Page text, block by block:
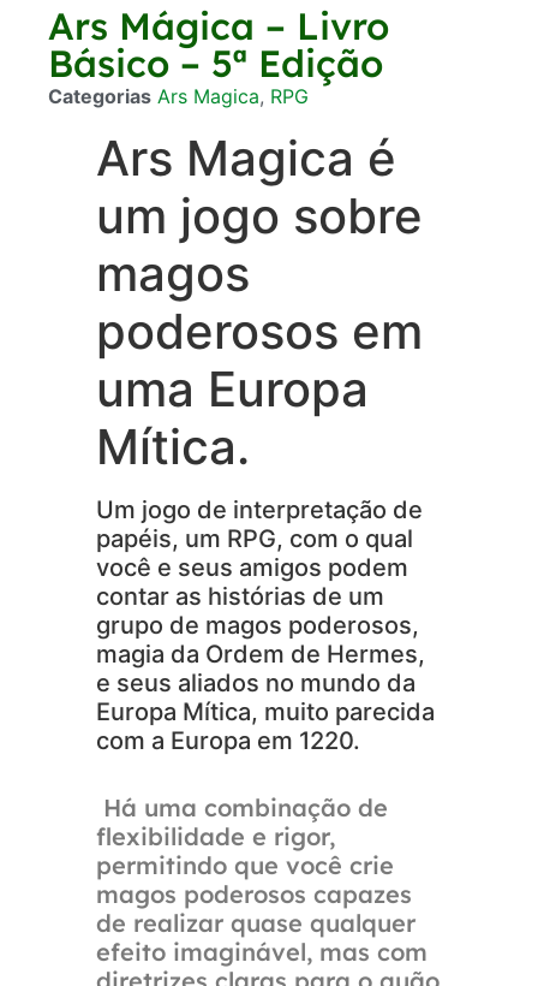
Ars Mágica – Livro
Básico – 5ª Edição
Categorias Ars Magica, RPG
Ars Magica é
um jogo sobre
magos
poderosos em
uma Europa
Mítica.
Um jogo de interpretação de
papéis, um RPG, com o qual
você e seus amigos podem
contar as histórias de um
grupo de magos poderosos,
magia da Ordem de Hermes,
e seus aliados no mundo da
Europa Mítica, muito parecida
com a Europa em 1220.
Há uma combinação de
flexibilidade e rigor,
permitindo que você crie
magos poderosos capazes
de realizar quase qualquer
efeito imaginável, mas com